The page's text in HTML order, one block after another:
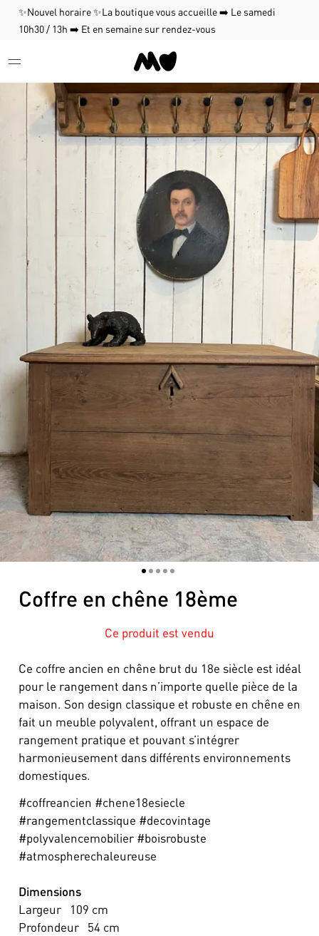
✨Nouvel horaire ✨La boutique vous accueille ➡️ Le samedi
10h30 / 13h ➡️ Et en semaine sur rendez-vous
12345
Coffre en chêne 18ème
Ce produit est vendu
Ce coffre ancien en chêne brut du 18e siècle est idéal
pour le rangement dans n’importe quelle pièce de la
maison. Son design classique et robuste en chêne en
fait un meuble polyvalent, offrant un espace de
rangement pratique et pouvant s’intégrer
harmonieusement dans différents environnements
domestiques.
#coffreancien #chene18esiecle
#rangementclassique #decovintage
#polyvalencemobilier #boisrobuste
#atmospherechaleureuse
Dimensions
Largeur
109 cm
Profondeur
54 cm